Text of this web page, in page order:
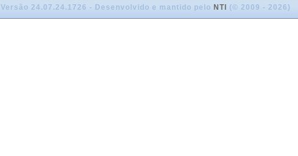
Versão 24.07.24.1726 - Desenvolvido e mantido pelo NTI (© 2009 - 2026)